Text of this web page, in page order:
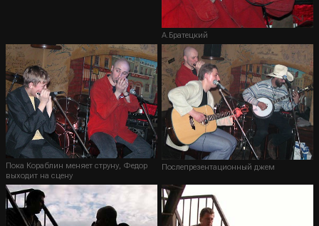
А.Братецкий
Пока Кораблин меняет струну, Федор
выходит на сцену
Послепрезентационный джем